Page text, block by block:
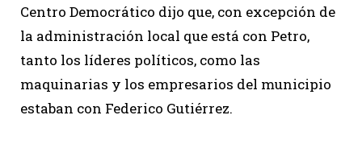
Centro Democrático dijo que, con excepción de
la administración local que está con Petro,
tanto los líderes políticos, como las
maquinarias y los empresarios del municipio
estaban con Federico Gutiérrez.